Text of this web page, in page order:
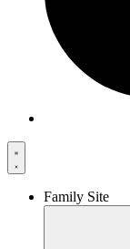
Family Site